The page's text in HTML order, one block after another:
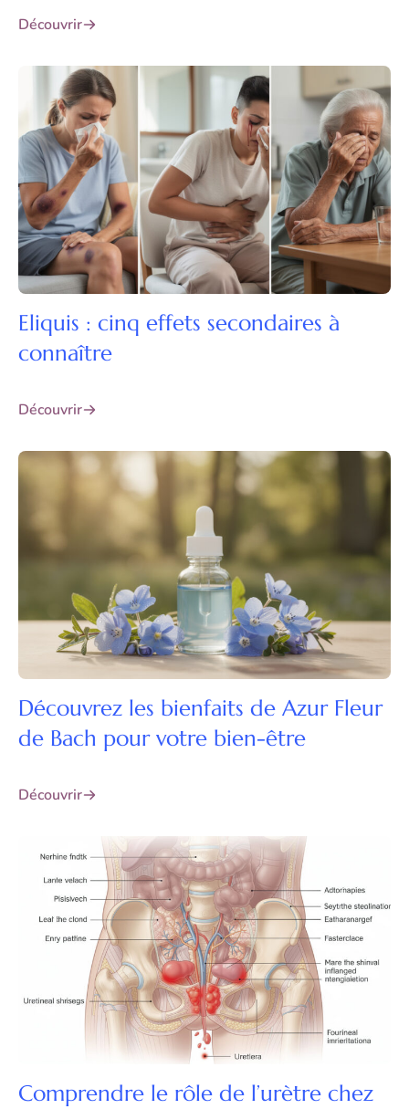
Découvrir
Eliquis : cinq effets secondaires à
connaître
Découvrir
Découvrez les bienfaits de Azur Fleur
de Bach pour votre bien-être
Découvrir
Comprendre le rôle de l’urètre chez